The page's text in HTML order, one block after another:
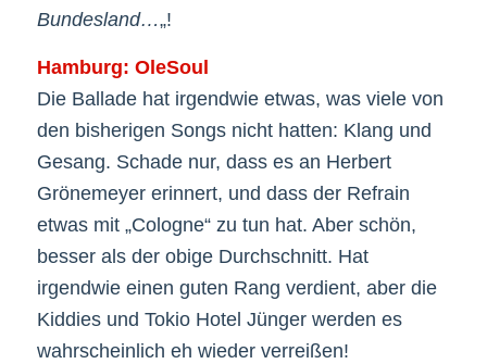
Bundesland…„!
Hamburg: OleSoul
Die Ballade hat irgendwie etwas, was viele von
den bisherigen Songs nicht hatten: Klang und
Gesang. Schade nur, dass es an Herbert
Grönemeyer erinnert, und dass der Refrain
etwas mit „Cologne“ zu tun hat. Aber schön,
besser als der obige Durchschnitt. Hat
irgendwie einen guten Rang verdient, aber die
Kiddies und Tokio Hotel Jünger werden es
wahrscheinlich eh wieder verreißen!